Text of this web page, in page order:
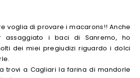
voglia di provare i macarons!! Anche
assaggiato i baci di Sanremo, ho
dei miei pregiudizi riguardo i dolci
trovi a Cagliari la farina di mandorle